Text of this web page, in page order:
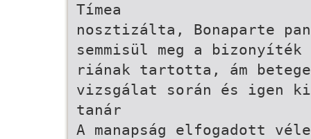
Tímea
nosztizálta, Bonaparte
semmisül meg a bizonyíték
riának tartotta, ám
vizsgálat során és igen
tanár
A manapság elfogadott